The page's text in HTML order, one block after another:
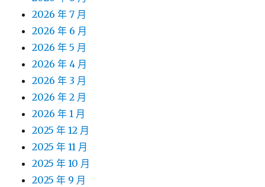
2026 年 7 月
2026 年 6 月
2026 年 5 月
2026 年 4 月
2026 年 3 月
2026 年 2 月
2026 年 1 月
2025 年 12 月
2025 年 11 月
2025 年 10 月
2025 年 9 月